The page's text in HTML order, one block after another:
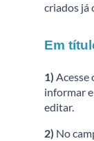
criados já
Em
1) Acesse
informar
editar.
2) No